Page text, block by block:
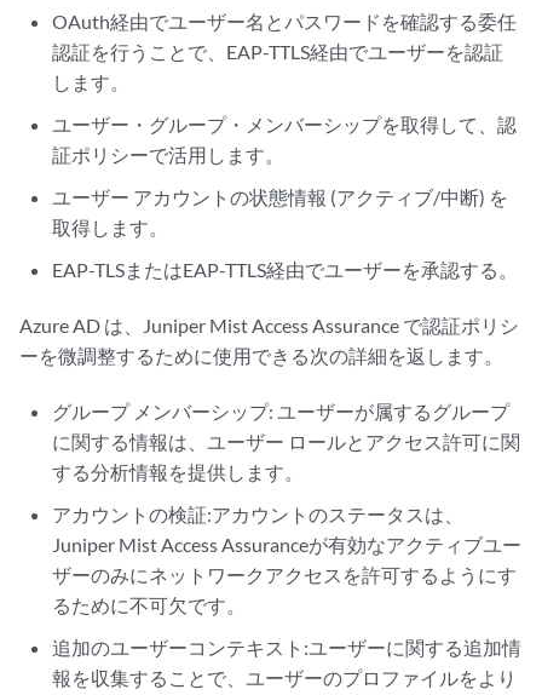
OAuth経由でユーザー名とパスワードを確認する委任
認証を行うことで、EAP-TTLS経由でユーザーを認証
します。
ユーザー・グループ・メンバーシップを取得して、認
証ポリシーで活用します。
ユーザー アカウントの状態情報 (アクティブ/中断) を
取得します。
EAP-TLSまたはEAP-TTLS経由でユーザーを承認する。
Azure AD は、Juniper Mist Access Assurance で認証ポリシ
ーを微調整するために使用できる次の詳細を返します。
グループ メンバーシップ: ユーザーが属するグループ
に関する情報は、ユーザー ロールとアクセス許可に関
する分析情報を提供します。
アカウントの検証:アカウントのステータスは、
Juniper Mist Access Assuranceが有効なアクティブユー
ザーのみにネットワークアクセスを許可するようにす
るために不可欠です。
追加のユーザーコンテキスト:ユーザーに関する追加情
報を収集することで、ユーザーのプロファイルをより